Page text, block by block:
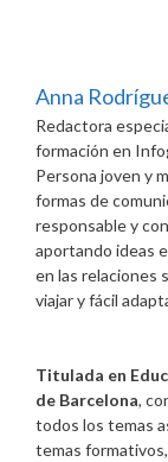
Anna
Redactora
formación en
Persona joven y
formas de
responsable y
aportando ideas
en las relaciones
viajar y fácil
Titulada en
de Barcelona,
todos los temas
temas